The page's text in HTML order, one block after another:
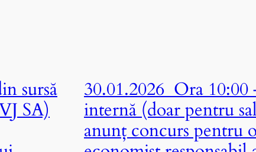
sursă
SA)
30.01.2026 Ora 10:00
internă (doar pentru
anunț concurs pentru